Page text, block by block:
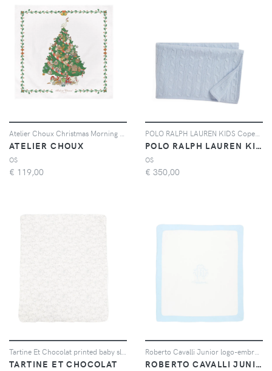
ATELIER CHOUX
OS
€ 119,00
POLO RALPH LAUREN KIDS
OS
€ 350,00
TARTINE ET CHOCOLAT ROBERTO CAVALLI JUNIOR